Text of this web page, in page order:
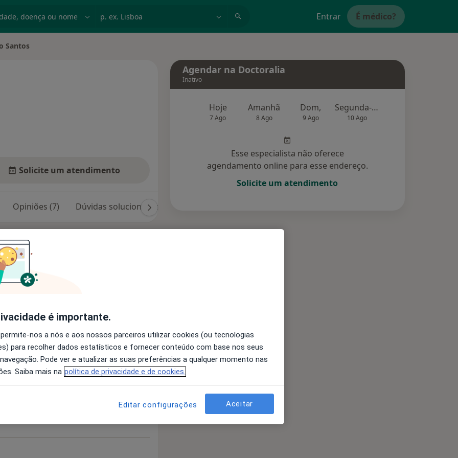
Entrar É médico?
cidade
Santos
Solicite um atendimento
Opiniões (7) Dúvidas solucionadas (49)
Bolhoso
a experiência
Agendar na Doctoralia
Inativo
Hoje
7 Ago
Amanhã
8 Ago
Dom,
9 Ago
Segunda-feira
10 Ago
Esse especialista não oferece
agendamento online para esse endereço.
Solicite um atendimento
é importante.
nos a nós e aos nossos parceiros utilizar cookies (ou tecnologias
para recolher dados estatísticos e fornecer conteúdo com base nos seus
Pode ver e atualizar as suas preferências a qualquer momento nas
Saiba mais na política de privacidade e de cookies.
Editar configurações Aceitar